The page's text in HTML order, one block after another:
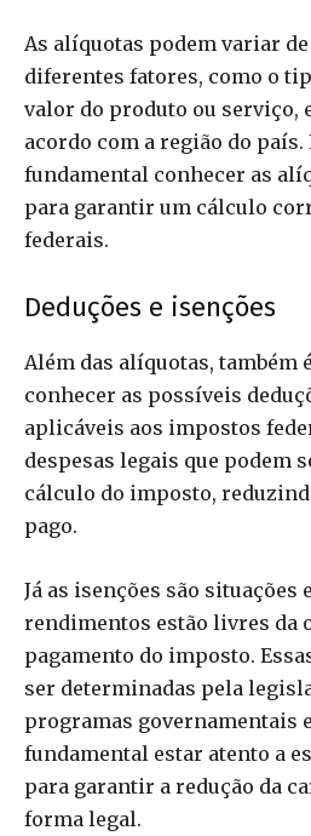
As alíquotas podem variar
diferentes fatores, como o
valor do produto ou serviço,
acordo com a região do país.
fundamental conhecer as
para garantir um cálculo
federais.
Deduções e isenções
Além das alíquotas, também
conhecer as possíveis
aplicáveis aos impostos
despesas legais que podem
cálculo do imposto,
pago.
Já as isenções são situações
rendimentos estão livres da
pagamento do imposto.
ser determinadas pela
programas governamentais
fundamental estar atento a
para garantir a redução da
forma legal.